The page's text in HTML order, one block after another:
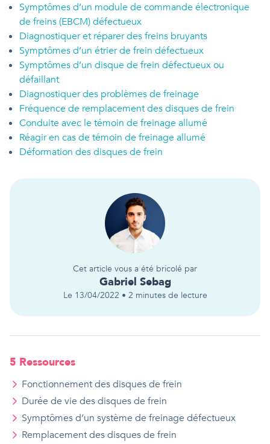
Symptômes d’un module de commande électronique
de freins (EBCM) défectueux
Diagnostiquer et réparer des freins bruyants
Symptômes d’un étrier de frein défectueux
Symptômes d’un disque de frein défectueux ou
défaillant
Diagnostiquer des problèmes de freinage
Fréquence de remplacement des disques de frein
Conduite avec le témoin de freinage allumé
Réagir en cas de témoin de freinage allumé
Déformation des disques de frein
Cet article vous a été bricolé par
Gabriel Sebag
Le 13/04/2022 • 2 minutes de lecture
5 Ressources
Fonctionnement des disques de frein
Durée de vie des disques de frein
Symptômes d’un système de freinage défectueux
Remplacement des disques de frein